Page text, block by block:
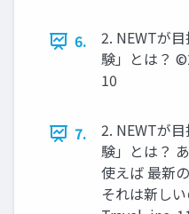
6.
2. NEWTが
験」とは？
10
7.
2. NEWTが
験」とは？
使えば 最新
それは新し